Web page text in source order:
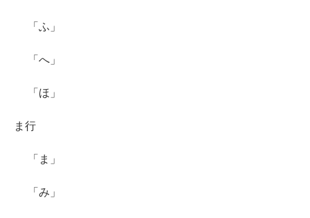
「ふ」
「へ」
「ほ」
ま行
「ま」
「み」